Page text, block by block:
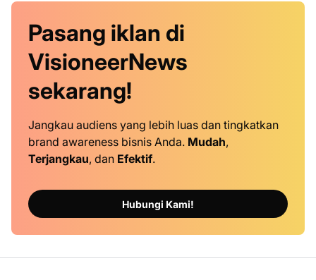
Pasang iklan di
VisioneerNews
sekarang!
Jangkau audiens yang lebih luas dan tingkatkan
brand awareness bisnis Anda. Mudah,
Terjangkau, dan Efektif.
Hubungi Kami!